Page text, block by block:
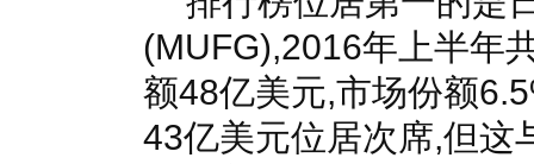
(MUFG),2016年上半年
额48亿美元,市场份额
43亿美元位居次席,但这